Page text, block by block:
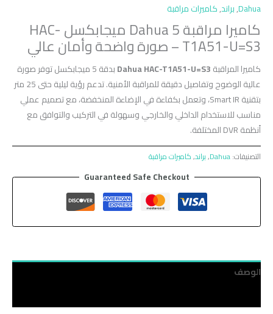
Dahua
,براند,كاميرات مراقبة
كاميرا مراقبة Dahua 5 ميجابكسل HAC-
T1A51-U=S3 – صورة واضحة وأمان عالي
كاميرا المراقبةDahua HAC-T1A51-U=S3
بدقة 5 ميجابكسل توفر صورة
عالية الوضوح وتفاصيل دقيقة للمراقبة الأمنية. تدعم رؤية ليلية حتى 25 متر
بتقنية Smart IR، وتعمل بكفاءة في الإضاءة المنخفضة، مع تصميم عملي
مناسب للاستخدام الداخلي والخارجي وسهولة في التركيب والتوافق مع
أنظمة DVR المختلفة.
التصنيفات:Dahua
,براند,كاميرات مراقبة
Guaranteed Safe Checkout
الوصف